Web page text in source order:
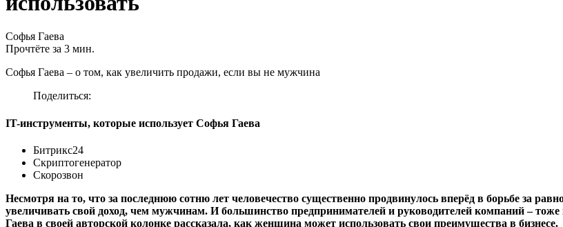
Софья Гаева
Прочтёте за 3 мин.
Софья Гаева – о том, как увеличить продажи, если вы не мужчина
Поделиться:
IT-инструменты, которые использует Софья Гаева
Битрикс24
Скриптогенератор
Скорозвон
Несмотря на то, что за последнюю сотню лет человечество существенно продвинулось вперёд в борьбе за
увеличивать свой доход, чем мужчинам. И большинство предпринимателей и руководителей компаний –
Гаева в своей авторской колонке рассказала, как женщина может использовать свои преимущества в бизнесе.